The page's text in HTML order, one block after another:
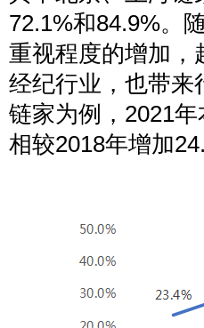
72.1%和84.9%。
重视程度的增加，
经纪行业，也带来
链家为例，2021
相较2018年增加